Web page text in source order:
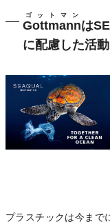
Gottmann
ゴットマン
は
に配慮した活
プラスチックは今まで